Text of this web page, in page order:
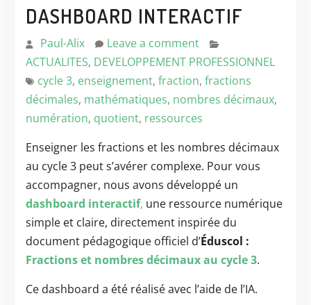
DASHBOARD INTERACTIF
Paul-Alix
Leave a comment
ACTUALITES, DEVELOPPEMENT PROFESSIONNEL
cycle 3, enseignement, fraction, fractions
décimales, mathématiques, nombres décimaux,
numération, quotient, ressources
Enseigner les fractions et les nombres décimaux
au cycle 3 peut s’avérer complexe. Pour vous
accompagner, nous avons développé un
dashboard interactif, une ressource numérique
simple et claire, directement inspirée du
document pédagogique officiel d’Éduscol :
Fractions et nombres décimaux au cycle 3.
Ce dashboard a été réalisé avec l’aide de l’IA.